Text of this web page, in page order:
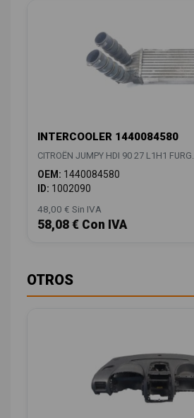
INTERCOOLER 1440084580
CITROËN JUMPY HDI 90 27 L1H1 FURG.
OEM: 1440084580
ID: 1002090
48,00 € Sin IVA
58,08 € Con IVA
OTROS